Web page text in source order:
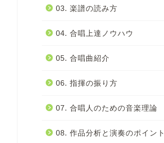
03. 楽譜の読み方
04. 合唱上達ノウハウ
05. 合唱曲紹介
06. 指揮の振り方
07. 合唱人のための音楽理論
08. 作品分析と演奏のポイント